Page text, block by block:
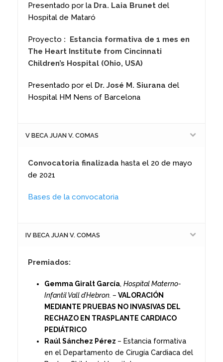
Presentado por la Dra. Laia Brunet del
Hospital de Mataró
Proyecto : Estancia formativa de 1 mes en
The Heart Institute from Cincinnati
Children’s Hospital (Ohio, USA)
Presentado por el Dr. José M. Siurana del
Hospital HM Nens of Barcelona
V BECA JUAN V. COMAS
Convocatoria finalizada hasta el 20 de mayo
de 2021
Bases de la convocatoria
IV BECA JUAN V. COMAS
Premiados:
Gemma Giralt García, Hospital Materno-
Infantil Valld’Hebron. – VALORACIÓN
MEDIANTE PRUEBAS NO INVASIVAS DEL
RECHAZO EN TRASPLANTE CARDIACO
PEDIÁTRICO
Raúl Sánchez Pérez – Estancia formativa
en el Departamento de Cirugía Cardiaca del